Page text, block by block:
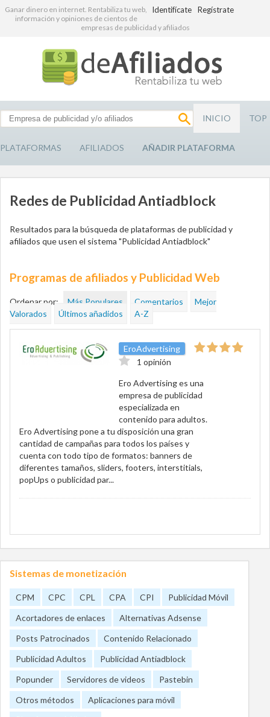
Identifícate Regístrate
Ganar dinero en internet. Rentabiliza tu web,
información y opiniones de cientos de
empresas de publicidad y afiliados
INICIO TOP
PLATAFORMAS AFILIADOS AÑADIR PLATAFORMA
Redes de Publicidad Antiadblock
Resultados para la búsqueda de plataformas de publicidad y
afiliados que usen el sistema "Publicidad Antiadblock"
Programas de afiliados y Publicidad Web
Ordenar por: Más Populares Comentarios
Mejor
Valorados
Últimos añadidos A-Z
EroAdvertising
1 opinión
Ero Advertising es una
empresa de publicidad
especializada en
contenido para adultos.
Ero Advertising pone a tu disposición una gran
cantidad de campañas para todos los países y
cuenta con todo tipo de formatos: banners de
diferentes tamaños, sliders, footers, interstitials,
popUps o publicidad par...
Sistemas de monetización
CPM CPC CPL CPA CPI
Publicidad Móvil
Acortadores de enlaces
Alternativas Adsense
Posts Patrocinados
Contenido Relacionado
Publicidad Adultos
Publicidad Antiadblock
Popunder
Servidores de videos
Pastebin
Otros métodos
Aplicaciones para móvil